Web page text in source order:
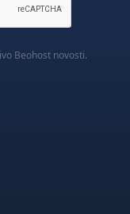
Beohost novosti.